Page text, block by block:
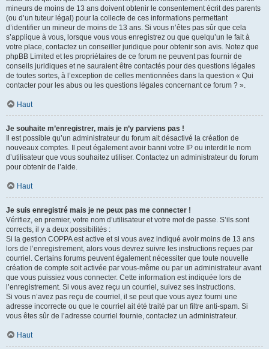
mineurs de moins de 13 ans doivent obtenir le consentement écrit des parents
(ou d’un tuteur légal) pour la collecte de ces informations permettant
d’identifier un mineur de moins de 13 ans. Si vous n’êtes pas sûr que cela
s’applique à vous, lorsque vous vous enregistrez ou que quelqu’un le fait à
votre place, contactez un conseiller juridique pour obtenir son avis. Notez que
phpBB Limited et les propriétaires de ce forum ne peuvent pas fournir de
conseils juridiques et ne sauraient être contactés pour des questions légales
de toutes sortes, à l’exception de celles mentionnées dans la question « Qui
contacter pour les abus ou les questions légales concernant ce forum ? ».
Haut
Je souhaite m’enregistrer, mais je n’y parviens pas !
Il est possible qu’un administrateur du forum ait désactivé la création de
nouveaux comptes. Il peut également avoir banni votre IP ou interdit le nom
d’utilisateur que vous souhaitez utiliser. Contactez un administrateur du forum
pour obtenir de l’aide.
Haut
Je suis enregistré mais je ne peux pas me connecter !
Vérifiez, en premier, votre nom d’utilisateur et votre mot de passe. S’ils sont
corrects, il y a deux possibilités :
Si la gestion COPPA est active et si vous avez indiqué avoir moins de 13 ans
lors de l’enregistrement, alors vous devrez suivre les instructions reçues par
courriel. Certains forums peuvent également nécessiter que toute nouvelle
création de compte soit activée par vous-même ou par un administrateur avant
que vous puissiez vous connecter. Cette information est indiquée lors de
l’enregistrement. Si vous avez reçu un courriel, suivez ses instructions.
Si vous n’avez pas reçu de courriel, il se peut que vous ayez fourni une
adresse incorrecte ou que le courriel ait été traité par un filtre anti-spam. Si
vous êtes sûr de l’adresse courriel fournie, contactez un administrateur.
Haut